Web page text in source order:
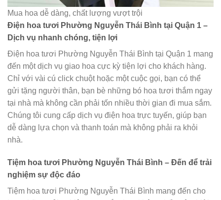
Mua hoa dễ dàng, chất lượng vượt trội
Điện hoa tươi Phường Nguyễn Thái Bình tại Quận 1 –
Dịch vụ nhanh chóng, tiện lợi
Điện hoa tươi Phường Nguyễn Thái Bình tại Quận 1 mang
đến một dịch vụ giao hoa cực kỳ tiện lợi cho khách hàng.
Chỉ với vài cú click chuột hoặc một cuộc gọi, bạn có thể
gửi tặng người thân, bạn bè những bó hoa tươi thắm ngay
tại nhà mà không cần phải tốn nhiều thời gian đi mua sắm.
Chúng tôi cung cấp dịch vụ điện hoa trực tuyến, giúp bạn
dễ dàng lựa chọn và thanh toán mà không phải ra khỏi
nhà.
Tiệm hoa tươi Phường Nguyễn Thái Bình – Đến để trải
nghiệm sự độc đáo
Tiệm hoa tươi Phường Nguyễn Thái Bình mang đến cho